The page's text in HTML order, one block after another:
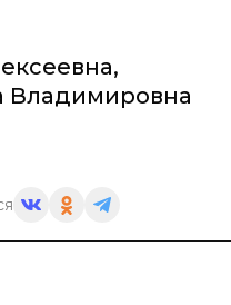
,
Владимировна